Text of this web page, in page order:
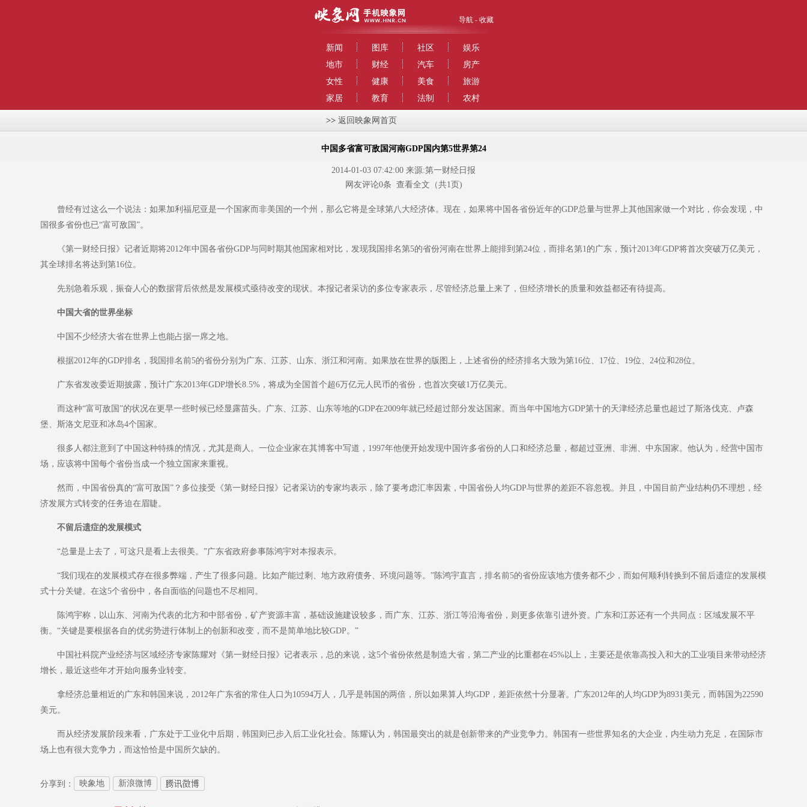
导航 - 收藏
新闻 图库 社区
娱乐
地市
财经 汽车
房产
女性
健康 美食
旅游
家居
教育 法制 农村
>> 返回映象网首页
中国多省富可敌国河南GDP国内第5世界第24
2014-01-03 07:42:00 来源:第一财经日报
网友评论0条 查看全文 （共1页)
曾经有过这么一个说法：如果加利福尼亚是一个国家而非美国的一个州，那么它将是全球第八大经济体。现在，如果将中国各省份近年的GDP总量与世界上其他国家做一个对比，你会发现，中
国很多省份也已“富可敌国”。
《第一财经日报》记者近期将2012年中国各省份GDP与同时期其他国家相对比，发现我国排名第5的省份河南在世界上能排到第24位，而排名第1的广东，预计2013年GDP将首次突破万亿美元，
其全球排名将达到第16位。
先别急着乐观，振奋人心的数据背后依然是发展模式亟待改变的现状。本报记者采访的多位专家表示，尽管经济总量上来了，但经济增长的质量和效益都还有待提高。
中国大省的世界坐标
中国不少经济大省在世界上也能占据一席之地。
根据2012年的GDP排名，我国排名前5的省份分别为广东、江苏、山东、浙江和河南。如果放在世界的版图上，上述省份的经济排名大致为第16位、17位、19位、24位和28位。
广东省发改委近期披露，预计广东2013年GDP增长8.5%，将成为全国首个超6万亿元人民币的省份，也首次突破1万亿美元。
而这种“富可敌国”的状况在更早一些时候已经显露苗头。广东、江苏、山东等地的GDP在2009年就已经超过部分发达国家。而当年中国地方GDP第十的天津经济总量也超过了斯洛伐克、卢森
堡、斯洛文尼亚和冰岛4个国家。
很多人都注意到了中国这种特殊的情况，尤其是商人。一位企业家在其博客中写道，1997年他便开始发现中国许多省份的人口和经济总量，都超过亚洲、非洲、中东国家。他认为，经营中国市
场，应该将中国每个省份当成一个独立国家来重视。
然而，中国省份真的“富可敌国”？多位接受《第一财经日报》记者采访的专家均表示，除了要考虑汇率因素，中国省份人均GDP与世界的差距不容忽视。并且，中国目前产业结构仍不理想，经
济发展方式转变的任务迫在眉睫。
不留后遗症的发展模式
“总量是上去了，可这只是看上去很美。”广东省政府参事陈鸿宇对本报表示。
“我们现在的发展模式存在很多弊端，产生了很多问题。比如产能过剩、地方政府债务、环境问题等。”陈鸿宇直言，排名前5的省份应该地方债务都不少，而如何顺利转换到不留后遗症的发展模
式十分关键。在这5个省份中，各自面临的问题也不尽相同。
陈鸿宇称，以山东、河南为代表的北方和中部省份，矿产资源丰富，基础设施建设较多，而广东、江苏、浙江等沿海省份，则更多依靠引进外资。广东和江苏还有一个共同点：区域发展不平
衡。“关键是要根据各自的优劣势进行体制上的创新和改变，而不是简单地比较GDP。”
中国社科院产业经济与区域经济专家陈耀对《第一财经日报》记者表示，总的来说，这5个省份依然是制造大省，第二产业的比重都在45%以上，主要还是依靠高投入和大的工业项目来带动经济
增长，最近这些年才开始向服务业转变。
拿经济总量相近的广东和韩国来说，2012年广东省的常住人口为10594万人，几乎是韩国的两倍，所以如果算人均GDP，差距依然十分显著。广东2012年的人均GDP为8931美元，而韩国为22590
美元。
而从经济发展阶段来看，广东处于工业化中后期，韩国则已步入后工业化社会。陈耀认为，韩国最突出的就是创新带来的产业竞争力。韩国有一些世界知名的大企业，内生动力充足，在国际市
场上也有很大竞争力，而这恰恰是中国所欠缺的。
分享到： 映象地 新浪微博